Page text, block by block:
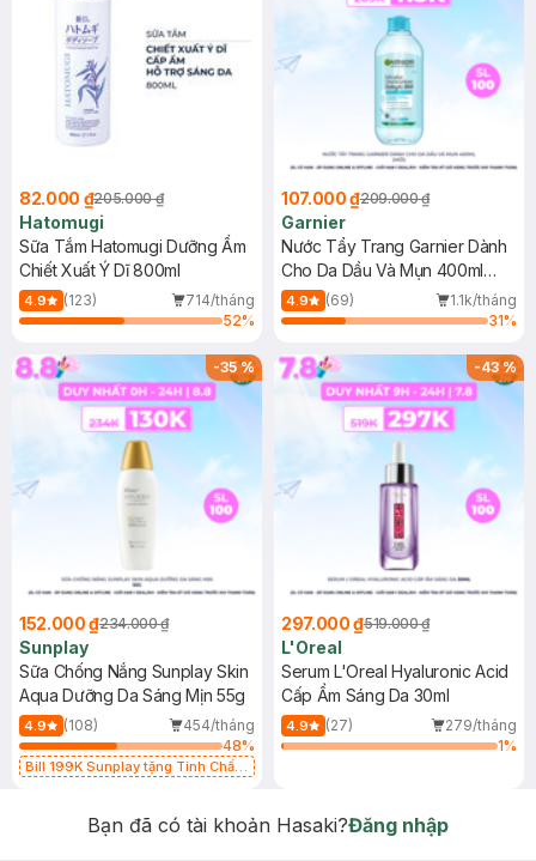
82.000 ₫205.000 ₫
Hatomugi
Sữa Tắm Hatomugi Dưỡng Ẩm
Chiết Xuất Ý Dĩ 800ml
4.9 (123)
714/tháng
52%
107.000 ₫209.000 ₫
Garnier
Nước Tẩy Trang Garnier Dành
Cho Da Dầu Và Mụn 400ml
(Mới)
4.9 (69)
1.1k/tháng
31%
-35%
152.000 ₫234.000 ₫
Sunplay
Sữa Chống Nắng Sunplay Skin
Aqua Dưỡng Da Sáng Mịn 55g
4.9 (108)
454/tháng
48%
Bill 199K Sunplay tặng Tinh Chất
-43%
297.000 ₫519.000 ₫
L'Oreal
Serum L'Oreal Hyaluronic Acid
Cấp Ẩm Sáng Da 30ml
4.9 (27)
279/tháng
1%
Bạn đã có tài khoản Hasaki?Đăng nhập